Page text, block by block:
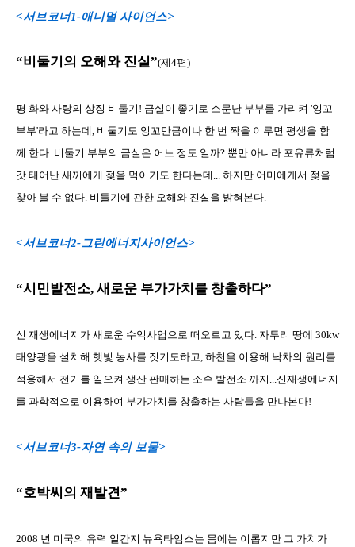
<서브코너1-애니멀 사이언스>
“비둘기의 오해와 진실”(제4편)
평 화와 사랑의 상징 비둘기! 금실이 좋기로 소문난 부부를 가리켜 '잉꼬
부부'라고 하는데, 비둘기도 잉꼬만큼이나 한 번 짝을 이루면 평생을 함
께 한다. 비둘기 부부의 금실은 어느 정도 일까? 뿐만 아니라 포유류처럼
갓 태어난 새끼에게 젖을 먹이기도 한다는데... 하지만 어미에게서 젖을
찾아 볼 수 없다. 비둘기에 관한 오해와 진실을 밝혀본다.
<서브코너2-그린에너지사이언스>
“시민발전소, 새로운 부가가치를 창출하다”
신 재생에너지가 새로운 수익사업으로 떠오르고 있다. 자투리 땅에 30kw
태양광을 설치해 햇빛 농사를 짓기도하고, 하천을 이용해 낙차의 원리를
적용해서 전기를 일으켜 생산 판매하는 소수 발전소 까지...신재생에너지
를 과학적으로 이용하여 부가가치를 창출하는 사람들을 만나본다!
<서브코너3-자연 속의 보물>
“호박씨의 재발견”
2008 년 미국의 유력 일간지 뉴욕타임스는 몸에는 이롭지만 그 가치가